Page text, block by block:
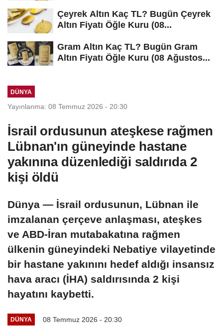
Çeyrek Altın Kaç TL? Bugün Çeyrek
Altın Fiyatı Öğle Kuru (08...
Gram Altın Kaç TL? Bugün Gram
Altın Fiyatı Öğle Kuru (08 Ağustos...
DÜNYA
Yayınlanma: 08 Temmuz 2026 - 20:30
İsrail ordusunun ateşkese rağmen
Lübnan'ın güneyinde hastane
yakınına düzenlediği saldırıda 2
kişi öldü
Dünya — İsrail ordusunun, Lübnan ile
imzalanan çerçeve anlaşması, ateşkes
ve ABD-İran mutabakatına rağmen
ülkenin güneyindeki Nebatiye vilayetinde
bir hastane yakınını hedef aldığı insansız
hava aracı (İHA) saldırısında 2 kişi
hayatını kaybetti.
DÜNYA 08 Temmuz 2026 - 20:30